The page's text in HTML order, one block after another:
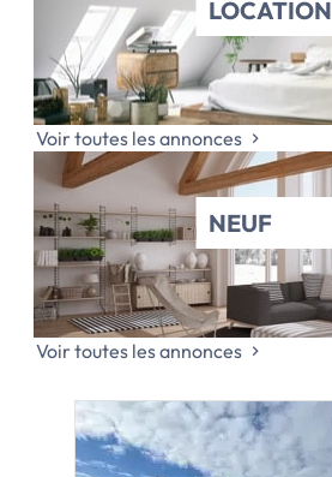
LOCATION
Voir toutes les annonces
NEUF
Voir toutes les annonces